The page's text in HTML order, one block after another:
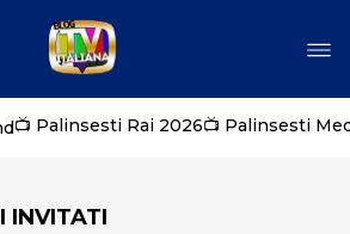
📺 Palinsesti Rai 2026📺 Palinsesti
INVITATI